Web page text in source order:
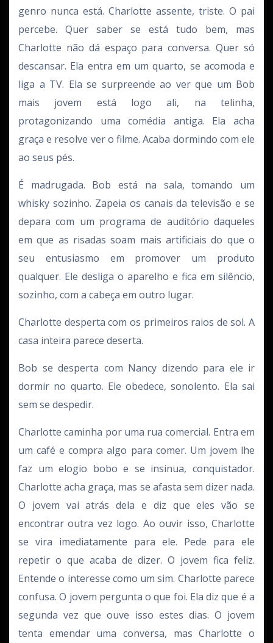
genro nunca está. Charlotte assente, triste. O pai
percebe. Quer saber se está tudo bem, mas
Charlotte não dá espaço para conversa. Quer só
descansar. Ela entra em um quarto, se acomoda e
liga a TV. Ela se surpreende ao ver que um Bob
mais jovem está logo ali, na telinha,
protagonizando uma comédia antiga. Ela acha
graça e resolve ver o filme. Acaba dormindo com ele
ao seus pés.
É madrugada. Bob está na sala, tomando um
whisky sozinho. Zapeia os canais da televisão e se
depara com um programa de auditório daqueles
em que as risadas soam mais artificiais do que o
seu entusiasmo em promover um produto
qualquer. Ele desliga o aparelho e fica em silêncio,
sozinho, com a cabeça em outro lugar.
Charlotte desperta com os primeiros raios de sol. A
casa inteira parece deserta.
Bob se desperta com Nancy dizendo para ele ir
dormir no quarto. Ele obedece, sonolento. Ela sai
sem se despedir.
Charlotte caminha por uma rua comercial. Entra em
um café e compra algo para comer. Um jovem lhe
faz um elogio bobo e se insinua, conquistador.
Charlotte acha graça, mas se afasta sem dizer nada.
O jovem vai atrás dela e diz que eles vão se
encontrar outra vez logo. Ao ouvir isso, Charlotte
se vira imediatamente para ele. Pede para ele
repetir o que acaba de dizer. O jovem fica feliz.
Entende o interesse como um sim. Charlotte parece
confusa. O jovem pergunta o que foi. Ela diz que é a
segunda vez que ouve isso estes dias. O jovem
tenta emendar uma conversa, mas Charlotte o